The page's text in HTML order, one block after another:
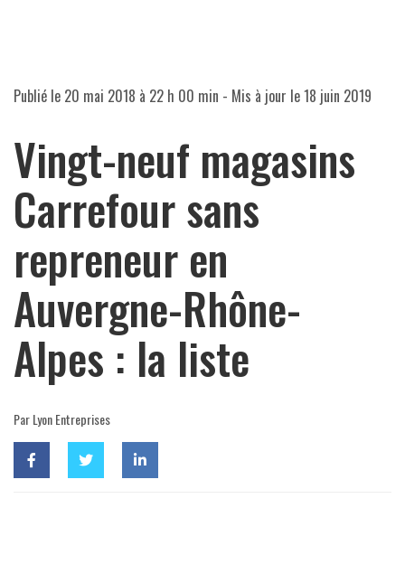
Publié le 20 mai 2018 à 22 h 00 min - Mis à jour le18 juin 2019
Vingt-neuf magasins
Carrefour sans
repreneur en
Auvergne-Rhône-
Alpes : la liste
Par Lyon Entreprises